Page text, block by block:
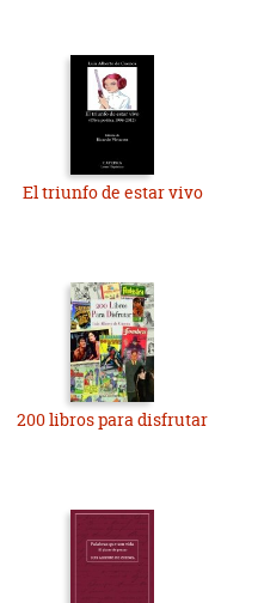
El triunfo de estar vivo
200 libros para disfrutar